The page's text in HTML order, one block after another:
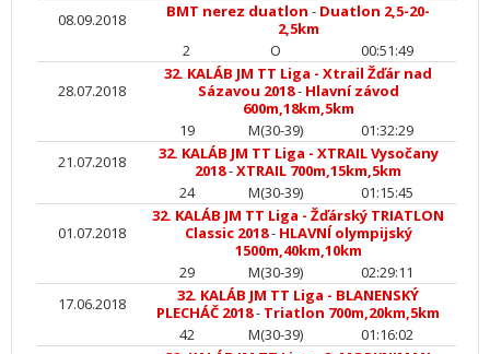
08.09.2018
BMT nerez duatlon - Duatlon 2,5-20-
2,5km
2
O 00:51:49
28.07.2018
32. KALÁB JM TT Liga - Xtrail Žďár nad
Sázavou 2018- Hlavní závod
600m,18km,5km
19
M(30-39)
01:32:29
21.07.2018
32. KALÁB JM TT Liga - XTRAIL Vysočany
2018-XTRAIL 700m,15km,5km
24
M(30-39) 01:15:45
01.07.2018
32. KALÁB JM TT Liga - Žďárský TRIATLON
Classic 2018- HLAVNÍ olympijský
1500m,40km,10km
29
M(30-39)
02:29:11
17.06.2018
32. KALÁB JM TT Liga - BLANENSKÝ
PLECHÁČ 2018- Triatlon 700m,20km,5km
42
M(30-39)
01:16:02